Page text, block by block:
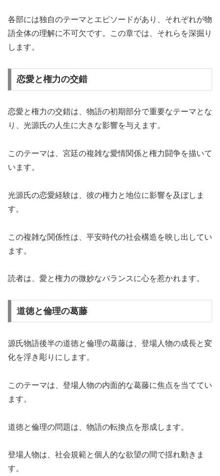
各部には独自のテーマとエピソードがあり、それぞれが物
語全体の理解に不可欠です。この章では、それらを深掘り
します。
恋愛と権力の交錯
恋愛と権力の交錯は、物語の初期部分で重要なテーマとな
り、光源氏の人生に大きな影響を与えます。
このテーマは、宮廷の複雑な愛情関係と権力闘争を描いて
います。
光源氏の恋愛経験は、彼の権力と地位に影響を及ぼしま
す。
この複雑な関係性は、平安時代の社会構造を映し出してい
ます。
読者は、愛と権力の微妙なバランスに心を惹かれます。
道徳と倫理の葛藤
源氏物語後半の道徳と倫理の葛藤は、登場人物の成長と変
化を浮き彫りにします。
このテーマは、登場人物の内面的な葛藤に焦点を当ててい
ます。
道徳と倫理の問題は、物語の転換点を形成します。
登場人物は、社会規範と個人的な欲望の間で揺れ動きま
す。